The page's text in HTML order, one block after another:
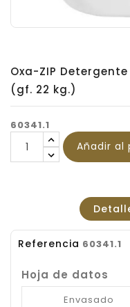
Oxa-ZIP
(gf. 22 kg.)
60341.1
Añadir al
Referencia 60341.1
Hoja de datos
Envasado